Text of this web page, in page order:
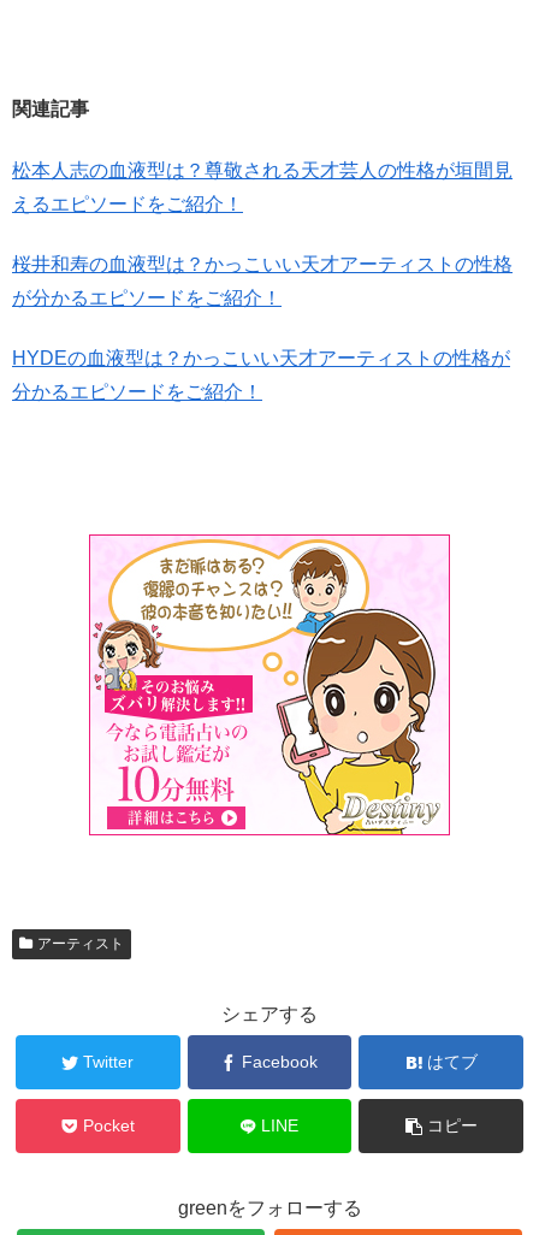
関連記事
松本人志の血液型は？尊敬される天才芸人の性格が垣間見
えるエピソードをご紹介！
桜井和寿の血液型は？かっこいい天才アーティストの性格
が分かるエピソードをご紹介！
HYDEの血液型は？かっこいい天才アーティストの性格が
分かるエピソードをご紹介！
アーティスト
シェアする
Twitter Facebook はてブ
Pocket LINE コピー
greenをフォローする